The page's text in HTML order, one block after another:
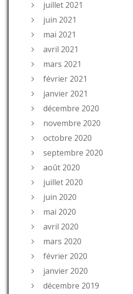
juillet 2021
juin 2021
mai 2021
avril 2021
mars 2021
février 2021
janvier 2021
décembre 2020
novembre 2020
octobre 2020
septembre 2020
août 2020
juillet 2020
juin 2020
mai 2020
avril 2020
mars 2020
février 2020
janvier 2020
décembre 2019